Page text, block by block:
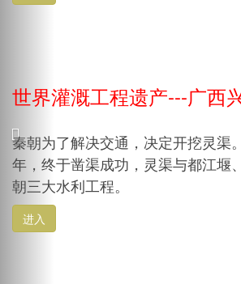
世界灌溉工程遗产---广西
秦朝为了解决交通，决定开挖灵渠
年，终于凿渠成功，灵渠与都江堰
朝三大水利工程。
进入